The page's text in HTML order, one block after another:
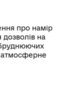
про намір
на